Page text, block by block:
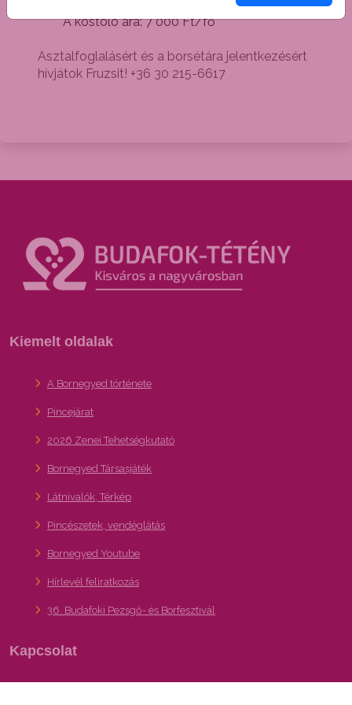
Várszegi Viktorral! 3 pohár pezsgő + szóda
A kóstoló ára: 7 000 Ft/fő
Asztalfoglalásért és a borsétára jelentkezésért
hívjátok Fruzsit! +36 30 215-6617
Kiemelt oldalak
A Bornegyed története
Pincejárat
2026 Zenei Tehetségkutató
Bornegyed Társasjáték
Látnivalók, Térkép
Pincészetek, vendéglátás
Bornegyed Youtube
Hírlevél feliratkozás
36. Budafoki Pezsgő- és Borfesztivál
Kapcsolat